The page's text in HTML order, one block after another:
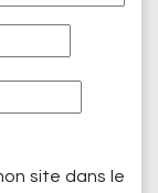
site dans le